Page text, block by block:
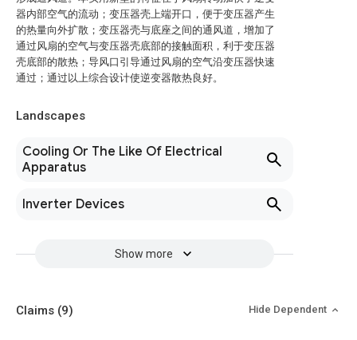
器内部空气的流动；变压器壳上端开口，便于变压器产生
的热量向外扩散；变压器壳与底座之间的通风道，增加了
通过风扇的空气与变压器壳底部的接触面积，利于变压器
壳底部的散热；导风口引导通过风扇的空气沿变压器快速
通过；通过以上综合设计使逆变器散热良好。
Landscapes
Cooling Or The Like Of Electrical
Apparatus
Inverter Devices
Show more
Claims (9) Hide Dependent